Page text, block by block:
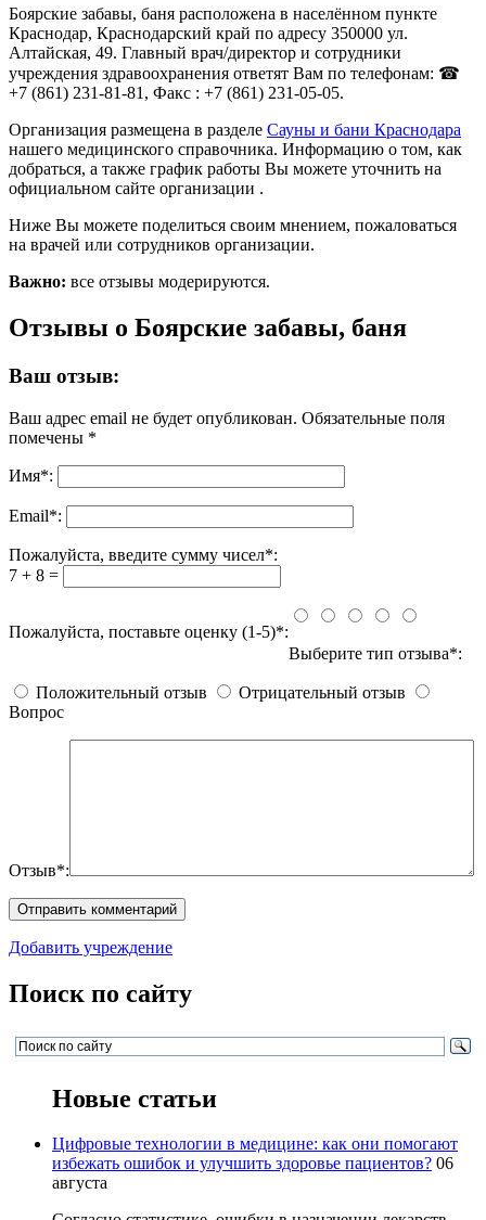
Боярские забавы, баня расположена в населённом пункте
Краснодар, Краснодарский край по адресу 350000 ул.
Алтайская, 49. Главный врач/директор и сотрудники
учреждения здравоохранения ответят Вам по телефонам: ☎
+7 (861) 231-81-81, Факс : +7 (861) 231-05-05.
Организация размещена в разделе Сауны и бани Краснодара
нашего медицинского справочника. Информацию о том, как
добраться, а также график работы Вы можете уточнить на
официальном сайте организации .
Ниже Вы можете поделиться своим мнением, пожаловаться
на врачей или сотрудников организации.
Важно: все отзывы модерируются.
Отзывы о Боярские забавы, баня
Ваш отзыв:
Ваш адрес email не будет опубликован. Обязательные поля
помечены *
Имя*:
Email*:
Пожалуйста, введите сумму чисел*:
7 + 8 =
Пожалуйста, поставьте оценку (1-5)*:
Выберите тип отзыва*:
Положительный отзыв
Отрицательный отзыв
Вопрос
Отзыв*:
Добавить учреждение
Поиск по сайту
Новые статьи
Цифровые технологии в медицине: как они помогают
избежать ошибок и улучшить здоровье пациентов? 06
августа